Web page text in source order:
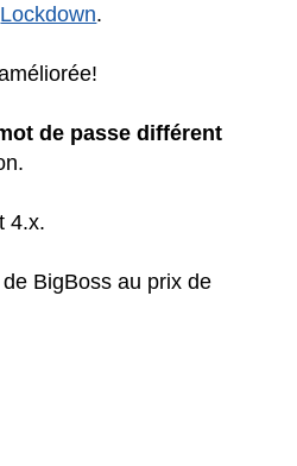
Lockdown.
de passe différent
4.x.
BigBoss au prix de